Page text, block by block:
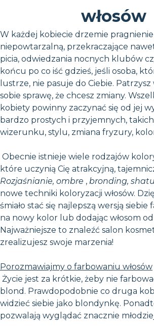
włosów
W każdej kobiecie drzemie
niepowtarzalną, przekraczające
picia, odwiedzania nocnych klubów
końcu po co iść gdzieś, jeśli osoba,
lustrze, nie pasuje do Ciebie.
sobie sprawę, że chcesz zmiany.
kobiety powinny zaczynać się od jej
bardzo prostych i przyjemnych,
wizerunku, stylu, zmiana fryzury,
Obecnie istnieje wiele rodzajów
które uczynią Cię atrakcyjną,
Rozjaśnianie, ombre , bronding,
nowe techniki koloryzacji włosów.
śmiało stać się najlepszą wersją siebie
na nowy kolor lub dodając włosom
Najważniejsze to znaleźć salon
zrealizujesz swoje marzenia!
Porozmawiajmy o farbowaniu włosów
Życie jest za krótkie, żeby nie
blond. Prawdopodobnie co druga
widzieć siebie jako blondynkę.
pozwalają wyglądać znacznie